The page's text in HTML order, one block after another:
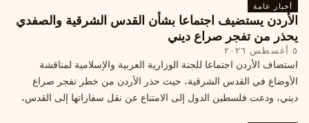
أخبار عامة
الأردن يستضيف اجتماعا بشأن القدس الشرقية والصفدي
يحذر من تفجر صراع ديني
٥ أغسطس ٢٠٢٦
استضاف الأردن اجتماعا للجنة الوزارية العربية والإسلامية لمناقشة
الأوضاع في القدس الشرقية، حيث حذر الأردن من خطر تفجر صراع
ديني، ودعت فلسطين الدول إلى الامتناع عن نقل سفاراتها إلى القدس،